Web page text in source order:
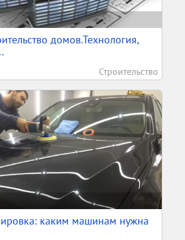
домов.Технология,
Строительство
каким машинам нужна